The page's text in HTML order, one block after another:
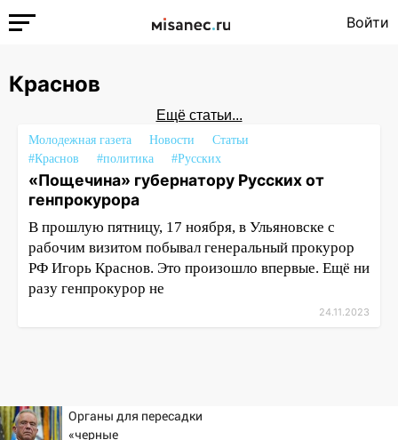
Войти
Краснов
Ещё статьи...
Молодежная газета Новости
Статьи
#Краснов
#политика #Русских
«Пощечина» губернатору Русских от
генпрокурора
В прошлую пятницу, 17 ноября, в Ульяновске с
рабочим визитом побывал генеральный прокурор
РФ Игорь Краснов. Это произошло впервые. Ещё ни
разу генпрокурор не
24.11.2023
Органы для пересадки
«черные